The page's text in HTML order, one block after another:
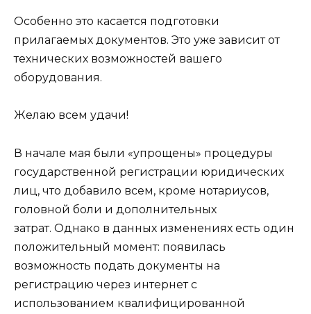
Особенно это касается подготовки
прилагаемых документов. Это уже зависит от
технических возможностей вашего
оборудования.
Желаю всем удачи!
В начале мая были «упрощены» процедуры
государственной регистрации юридических
лиц, что добавило всем, кроме нотариусов,
головной боли и дополнительных
затрат. Однако в данных изменениях есть один
положительный момент: появилась
возможность подать документы на
регистрацию через интернет с
использованием квалифицированной